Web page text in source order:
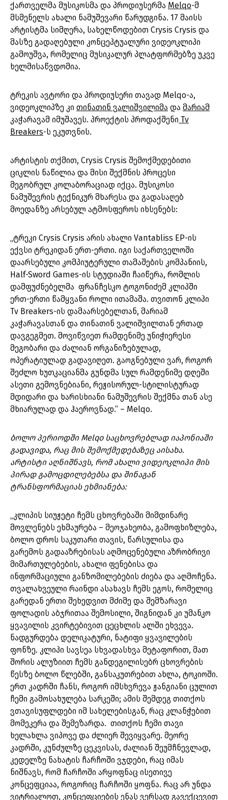
ქართველმა მუსიკოსმა და პროდიუსერმა Melqo-მ
მსმენელს ახალი ნამუშევარი წარუდგინა. 17 მაისს
არტისტმა სიმღერა, სახელწოდებით Crysis Crysis და
მასზე გადაღებული კონცეპტუალური ვიდეოკლიპი
გამოუშვა, რომელიც მუსიკალურ პლატფორმებზე უკვე
ხელმისაწვდომია.
ტრეკის ავტორი და პროდიუსერი თავად Melqo-ა,
ვიდეოკლიპზე კი თინათინ ვალიშვილიმა და მარიამ
კაჭარავამ იმუშავეს. პროექტის პროდაქშენი Tv
Breakers-ს ეკუთვნის.
არტისტის თქმით, Crysis Crysis შემოქმედებითი
ციკლის ნაწილია და მისი შექმნის პროცესი
მეგობრულ კოლაბორაციად იქცა. მუსიკოსი
ნამუშევრის ტექნიკურ მხარესა და გადასაღებ
მოედანზე არსებულ ატმოსფეროს იხსენებს:
„ტრეკი Crysis Crysis არის ახალი Vantabliss EP-ის
ექვსი ტრეკიდან ერთ-ერთი. იგი საქართველოში
დაარსებული კომპიუტერული თამაშების კომპანიის,
Half-Sword Games-ის სტუდიაში ჩაიწერა, რომლის
დამფუძნებელმა ფრანჩესკო ტოგონიძემ კლიპში
ერთ-ერთი წამყვანი როლი ითამაშა. თვითონ კლიპი
Tv Breakers-ის დამაარსებელთან, მარიამ
კაჭარავასთან და თინათინ ვალიშვილთან ერთად
დავგეგმეთ. მოვიწვიეთ რამდენიმე უნიჭიერესი
მეგობარი და ძალიან ორგანიზებულად,
ოპერატიულად გადავიღეთ. გაოგნებული ვარ, როგორ
შეძლო ხუთკაციანმა გუნდმა სულ რამდენიმე დღეში
ასეთი გემოვნებიანი, რეჟისორულ-სტილისტურად
მდიდარი და ხარისხიანი ნამუშევრის შექმნა თან ასე
მხიარულად და ჰაეროვნად.“ – Melqo.
ბოლო პერიოდში Melqo საცხოვრებლად იაპონიაში
გადავიდა, რაც მის შემოქმედებაზეც აისახა.
არტისტი აღნიშნავს, რომ ახალი ვიდეოკლიპი მის
პირად გამოცდილებებსა და შინაგან
ტრანსფორმაციას ეხმიანება:
„კლიპის სიუჟეტი ჩემს ცხოვრებაში მიმდინარე
მოვლენებს ეხმაურება – მეოჯახეობა, გამოფხიზლება,
ბოლო დროს საკუთარი თავის, წარსულისა და
გარემოს გადააზრებისას აღმოცენებული აზრობრივი
მიმართულებების, ახალი ფენებისა და
ინფორმაციული განზომილებების ძიება და აღმოჩენა.
თვალახვეული რაინდი ასახავს ჩემს ეგოს, რომელიც
გარედან ერთი შეხედვით მძიმე და შემზარავი
ფოლადის აბჯრითაა შემოსილი, შიგნიდან კი უმანკო
ყვავილის კვირტებივით ცეცხლის ალში ეხვევა.
ნადგურდება დელიკატური, ნატიფი ყვავილების
ფონზე. კლიპი სავსეა სხვადასხვა მეტაფორით, მათ
შორის ალუზიით ჩემს განდეგილისებრ ცხოვრების
წესზე ბოლო წლებში, განსაკუთრებით ახლა, ტოკიოში.
ერთ კადრში ჩანს, როგორ იმსხვრევა ჟანგიანი ცულით
ჩემი გამოსახულება სარკეში; ამის შემდეგ თითქოს
ვთავისუფლდები იმ სახელებისგან, რაც კლანჭებით
მომეკერა და შემეზარდა. თითქოს ჩემი თავი
ხელახლა ვიპოვე და ძლიერ შევიყვარე. მეორე
კადრში, კუნძულზე ცეკვისას, ძალიან შეუმჩნევლად,
კედელზე ნახატის ჩარჩოში ვჯდები, რაც იმას
ნიშნავს, რომ ჩარჩოში არყოფნაც ისეთივე
კონცეფციაა, როგორიც ჩარჩოში ყოფნა. რაც არ უნდა
ვიტრიალოთ, კონცეფციების ენას ვერსად გავექცევით